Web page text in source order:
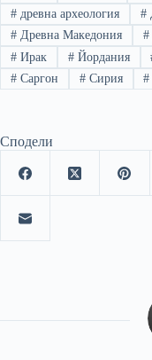
#древна археология #
#Древна Македония #
#Ирак #Йордания
#Саргон #Сирия #
Сподели